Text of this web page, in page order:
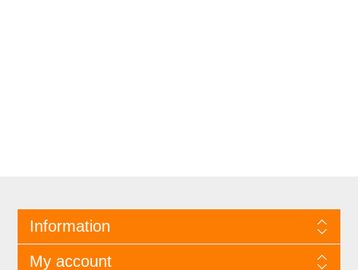
Information
My account